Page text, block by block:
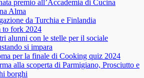
premio all’Accademia di Cucina
Alma
da Turchia e Finlandia
to fork 2024
alunni con le stelle per il sociale
si impara
per la finale di Cooking quiz 2024
alla scoperta di Parmigiano, Prosciutto e
borghi